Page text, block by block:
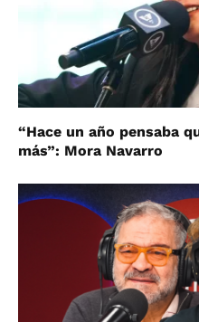
“Hace un año pensaba
más”: Mora Navarro